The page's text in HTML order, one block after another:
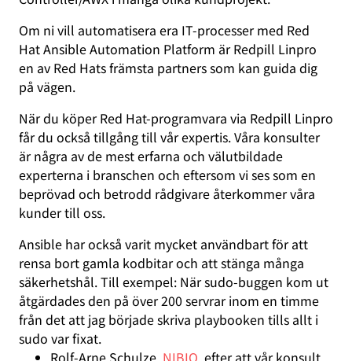
Om ni vill automatisera era IT-processer med Red
Hat Ansible Automation Platform är Redpill Linpro
en av Red Hats främsta partners som kan guida dig
på vägen.
När du köper Red Hat-programvara via Redpill Linpro
får du också tillgång till vår expertis. Våra konsulter
är några av de mest erfarna och välutbildade
experterna i branschen och eftersom vi ses som en
beprövad och betrodd rådgivare återkommer våra
kunder till oss.
Ansible har också varit mycket användbart för att
rensa bort gamla kodbitar och att stänga många
säkerhetshål. Till exempel: När sudo-buggen kom ut
åtgärdades den på över 200 servrar inom en timme
från det att jag började skriva playbooken tills allt i
sudo var fixat.
Rolf-Arne Schulze, NIBIO, efter att vår konsult